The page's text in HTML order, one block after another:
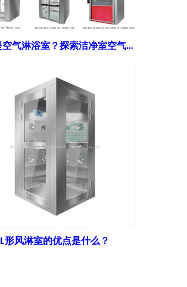
什么是空气淋浴室？探索洁净室空气淋浴的好处
L形风淋室的优点是什么？